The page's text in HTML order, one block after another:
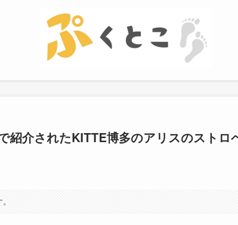
紹介されたKITTE博多のアリスのストロ